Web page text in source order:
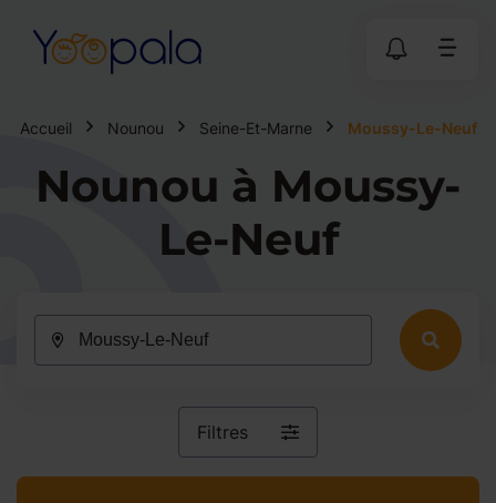
Accueil Nounou Seine-Et-Marne Moussy-Le-Neuf
Nounou à Moussy-
Le-Neuf
Filtres